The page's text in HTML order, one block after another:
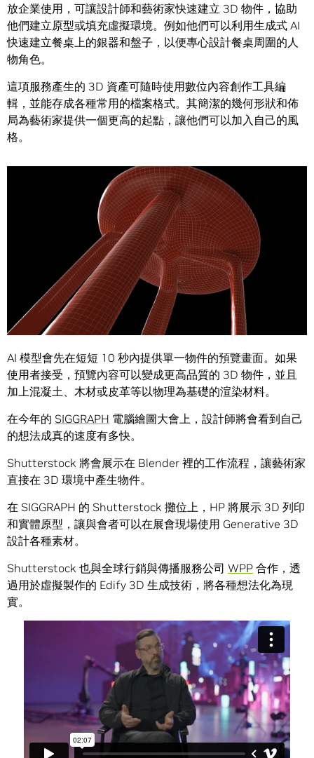
放企業使用，可讓設計師和藝術家快速建立 3D 物件，協助
他們建立原型或填充虛擬環境。例如他們可以利用生成式 AI
快速建立餐桌上的銀器和盤子，以便專心設計餐桌周圍的人
物角色。
這項服務產生的 3D 資產可隨時使用數位內容創作工具編
輯，並能存成各種常用的檔案格式。其簡潔的幾何形狀和佈
局為藝術家提供一個更高的起點，讓他們可以加入自己的風
格。
AI 模型會先在短短 10 秒內提供單一物件的預覽畫面。如果
使用者接受，預覽內容可以變成更高品質的 3D 物件，並且
加上混凝土、木材或皮革等以物理為基礎的渲染材料。
在今年的 SIGGRAPH 電腦繪圖大會上，設計師將會看到自己
的想法成真的速度有多快。
Shutterstock 將會展示在 Blender 裡的工作流程，讓藝術家
直接在 3D 環境中產生物件。
在 SIGGRAPH 的 Shutterstock 攤位上，HP 將展示 3D 列印
和實體原型，讓與會者可以在展會現場使用 Generative 3D
設計各種素材。
Shutterstock 也與全球行銷與傳播服務公司 WPP 合作，透
過用於虛擬製作的 Edify 3D 生成技術，將各種想法化為現
實。